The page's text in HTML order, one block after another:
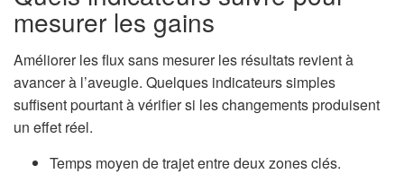
mesurer les gains
Améliorer les flux sans mesurer les résultats revient à
avancer à l’aveugle. Quelques indicateurs simples
suffisent pourtant à vérifier si les changements produisent
un effet réel.
Temps moyen de trajet entre deux zones clés.